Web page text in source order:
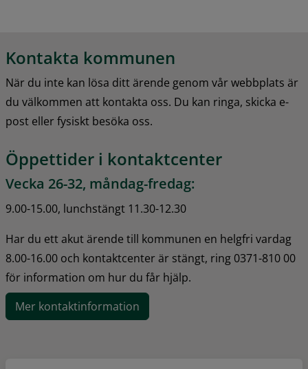
Kontakta kommunen
När du inte kan lösa ditt ärende genom vår webbplats är
du välkommen att kontakta oss. Du kan ringa, skicka e-
post eller fysiskt besöka oss.
Öppettider i kontaktcenter
Vecka 26-32, måndag-fredag:
9.00-15.00, lunchstängt 11.30-12.30
Har du ett akut ärende till kommunen en helgfri vardag
8.00-16.00 och kontaktcenter är stängt, ring 0371-810 00
för information om hur du får hjälp.
Mer kontaktinformation